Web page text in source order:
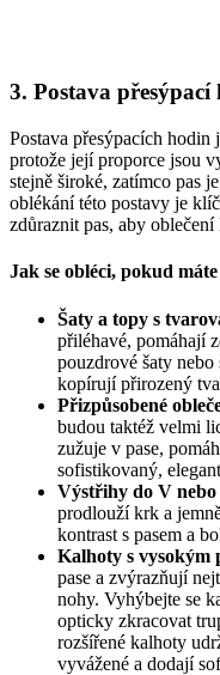
3. Postava
Postava přesýpacích hodin
protože její proporce jsou
stejně široké, zatímco pas
oblékání této postavy je
zdůraznit pas, aby
Jak se obléci, pokud
Šaty a topy s
přiléhavé, pomáhají
pouzdrové šaty nebo
kopírují přirozený
Přizpůsobené
budou taktéž velmi
zužuje v pase,
sofistikovaný,
Výstřihy do V
prodlouží krk a
kontrast s pasem a
Kalhoty s vysokým
pase a zvýrazňují
nohy. Vyhýbejte se
opticky zkracovat
rozšířené kalhoty
vyvážené a dodají